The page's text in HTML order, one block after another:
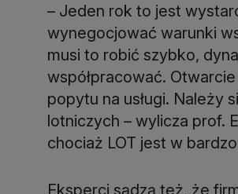
– Jeden rok to jest
wynegocjować warunki
musi to robić szybko,
współpracować.
popytu na usługi. Należy
lotniczych – wylicza prof.
chociaż LOT jest w
Eksperci sądzą też, że